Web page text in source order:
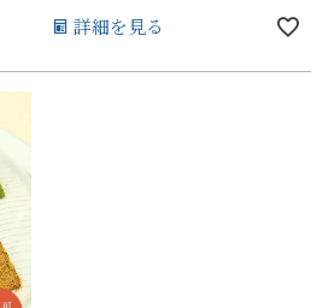
詳細を見る